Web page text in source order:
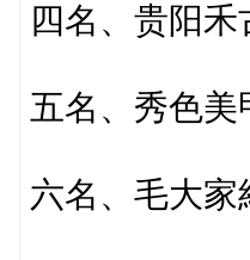
四名、贵阳禾
五名、秀色美
六名、毛大家